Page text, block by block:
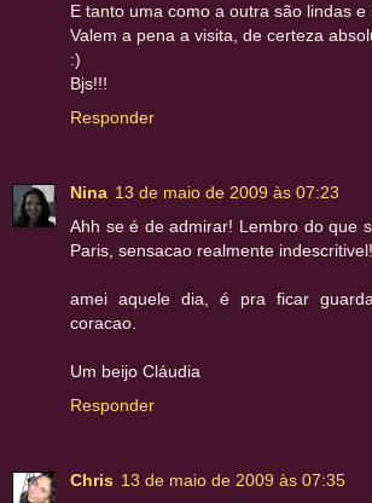
E tanto uma como a outra são lindas e
Valem a pena a visita, de certeza
:)
Bjs!!!
Responder
Nina 13 de maio de 2009 às 07:23
Ahh se é de admirar! Lembro do que
Paris, sensacao realmente indescritivel!
amei aquele dia, é pra ficar
coracao.
Um beijo Cláudia
Responder
Chris 13 de maio de 2009 às 07:35